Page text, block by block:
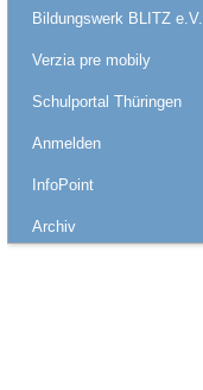
Bildungswerk BLITZ e.V.
Verzia pre mobily
Schulportal Thüringen
Anmelden
InfoPoint
Archiv